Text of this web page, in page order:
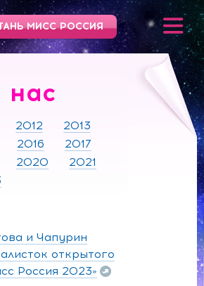
МИСС РОССИЯ
2012
2013
2016
2017
2020
2021
и Чапурин
открытого
Россия 2023»